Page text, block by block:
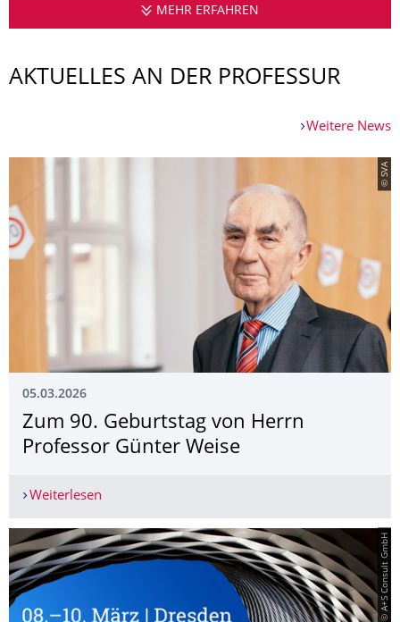
MEHR ERFAHREN
AKTUELLES AN DER PROFESSUR
Weitere News
© SVA
05.03.2026
Zum 90. Geburtstag von Herrn
Professor Günter Weise
Weiterlesen
© A+S Consult GmbH